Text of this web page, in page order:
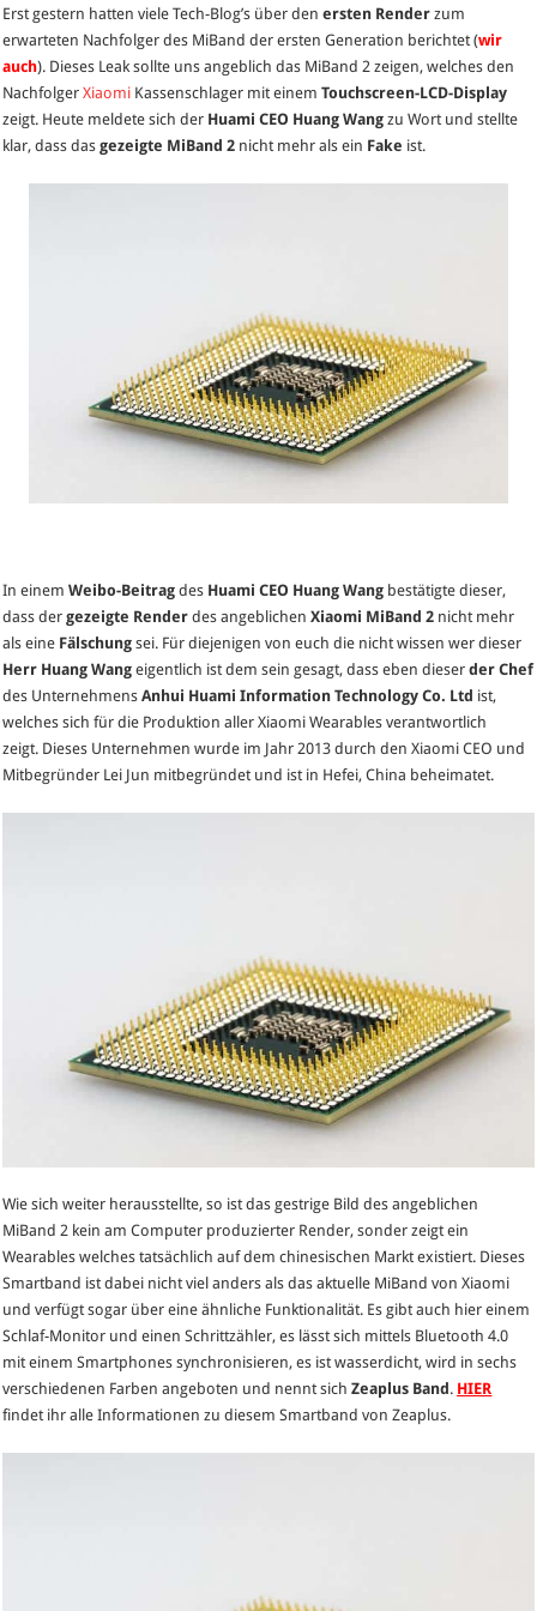
2
Render
ist
laut
Huami
Huang
Erst gestern hatten viele Tech-Blog’s über denersten Render zum
erwarteten Nachfolger des MiBand der ersten Generation berichtet (wir
auch). Dieses Leak sollte uns angeblich das MiBand 2 zeigen, welches den
NachfolgerXiaomi Kassenschlager mit einemTouchscreen-LCD-Display
zeigt. Heute meldete sich der Huami CEO Huang Wang zu Wort und stellte
klar, dass das gezeigte MiBand 2 nicht mehr als ein Fake ist.
In einemWeibo-Beitrag des Huami CEO Huang Wang bestätigte dieser,
dass dergezeigte Render des angeblichenXiaomi MiBand 2 nicht mehr
als eine Fälschung sei. Für diejenigen von euch die nicht wissen wer dieser
Herr Huang Wang eigentlich ist dem sein gesagt, dass eben dieserder Chef
des Unternehmens Anhui Huami Information Technology Co. Ltd ist,
welches sich für die Produktion aller Xiaomi Wearables verantwortlich
zeigt. Dieses Unternehmen wurde im Jahr 2013 durch den Xiaomi CEO und
Mitbegründer Lei Jun mitbegründet und ist in Hefei, China beheimatet.
Wie sich weiter herausstellte, so ist das gestrige Bild des angeblichen
MiBand 2 kein am Computer produzierter Render, sonder zeigt ein
Wearables welches tatsächlich auf dem chinesischen Markt existiert. Dieses
Smartband ist dabei nicht viel anders als das aktuelle MiBand von Xiaomi
und verfügt sogar über eine ähnliche Funktionalität. Es gibt auch hier einem
Schlaf-Monitor und einen Schrittzähler, es lässt sich mittels Bluetooth 4.0
mit einem Smartphones synchronisieren, es ist wasserdicht, wird in sechs
verschiedenen Farben angeboten und nennt sichZeaplus Band . HIER
findet ihr alle Informationen zu diesem Smartband von Zeaplus.